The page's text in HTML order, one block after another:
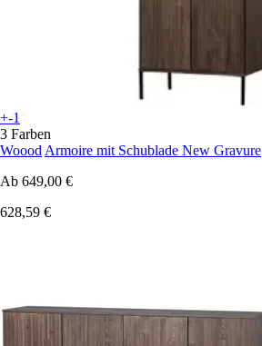
+-1
3 Farben
Woood Armoire mit Schublade New Gravure
Ab 649,00 €
628,59 €